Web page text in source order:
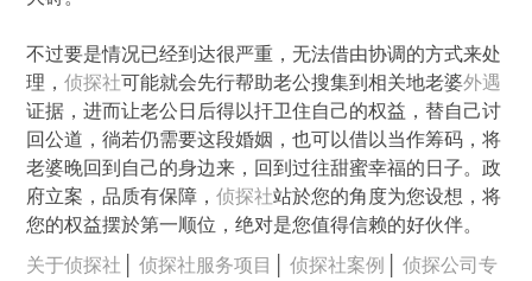
不过要是情况已经到达很严重，无法借由协调的方式来处
理，侦探社可能就会先行帮助老公搜集到相关地老婆外遇
证据，进而让老公日后得以扞卫住自己的权益，替自己讨
回公道，徜若仍需要这段婚姻，也可以借以当作筹码，将
老婆晚回到自己的身边来，回到过往甜蜜幸福的日子。政
府立案，品质有保障，侦探社站於您的角度为您设想，将
您的权益摆於第一顺位，绝对是您值得信赖的好伙伴。
关于侦探社 │侦探社服务项目 │侦探社案例 │侦探公司专